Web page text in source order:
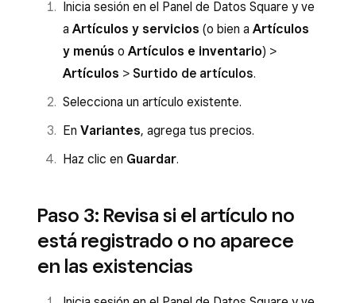
Inicia sesión en el Panel de Datos Square y ve
a Artículos y servicios (o bien a Artículos
y menús o Artículos e inventario) >
Artículos > Surtido de artículos.
Selecciona un artículo existente.
En Variantes, agrega tus precios.
Haz clic en Guardar.
Paso 3: Revisa si el artículo no
está registrado o no aparece
en las existencias